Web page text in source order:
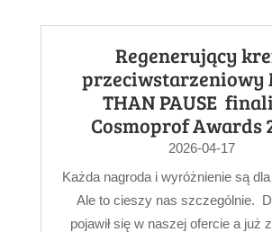
Regenerujący
przeciwstarzeniowy
THAN PAUSE
Cosmoprof Awards
2026-04-17
Każda nagroda i wyróżnienie są
Ale to cieszy nas szczególnie.
pojawił się w naszej ofercie a już